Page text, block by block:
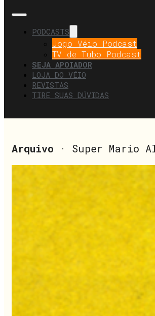
PODCASTS
Jogo Véio Podcast
TV de Tubo Podcast
SEJA APOIADOR
LOJA DO VÉIO
REVISTAS
TIRE SUAS DÚVIDAS
Arquivo · Super Mario